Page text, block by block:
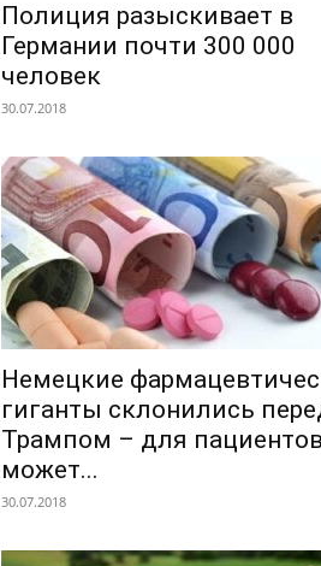
Полиция разыскивает в
Германии почти 300 000
человек
30.07.2018
Немецкие
гиганты склонились
Трампом – для
может...
30.07.2018